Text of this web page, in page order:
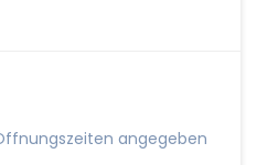
angegeben